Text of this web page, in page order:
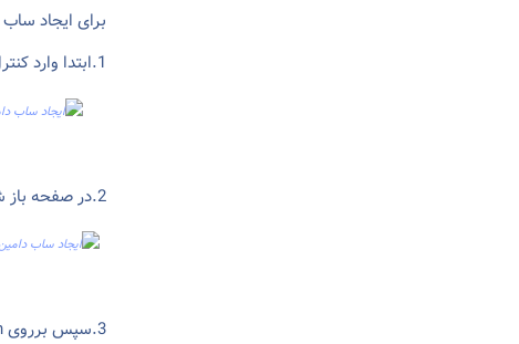
برای ایجاد
1.ابتدا وارد کنترل پنل میشویم و برروی گزینه دامین کلیک می کنیم.
2.در صفحه باز شده برروی گزینه add domain کلیک میکنیم.
3.سپس برروی sub domain کلیک میکنیم.